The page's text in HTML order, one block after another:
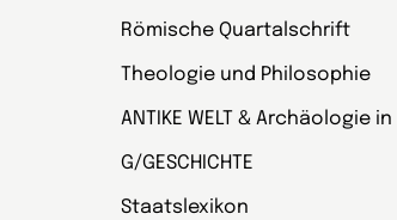
Römische Quartalschrift
Theologie und Philosophie
ANTIKE WELT & Archäologie
G/GESCHICHTE
Staatslexikon